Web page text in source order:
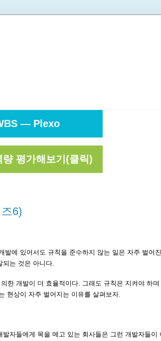
— Plexo
평가해보기(클릭)
6)
에 있어서도 규칙을 준수하지 않는 일은 자주 벌어
되는 것은 아니다.
한 개발이 더 효율적이다. 그래도 규칙은 지켜야 하
현상이 자주 벌어지는 이유를 살펴보자.
자들에게 목을 메고 있는 회사들은 그런 개발자들이